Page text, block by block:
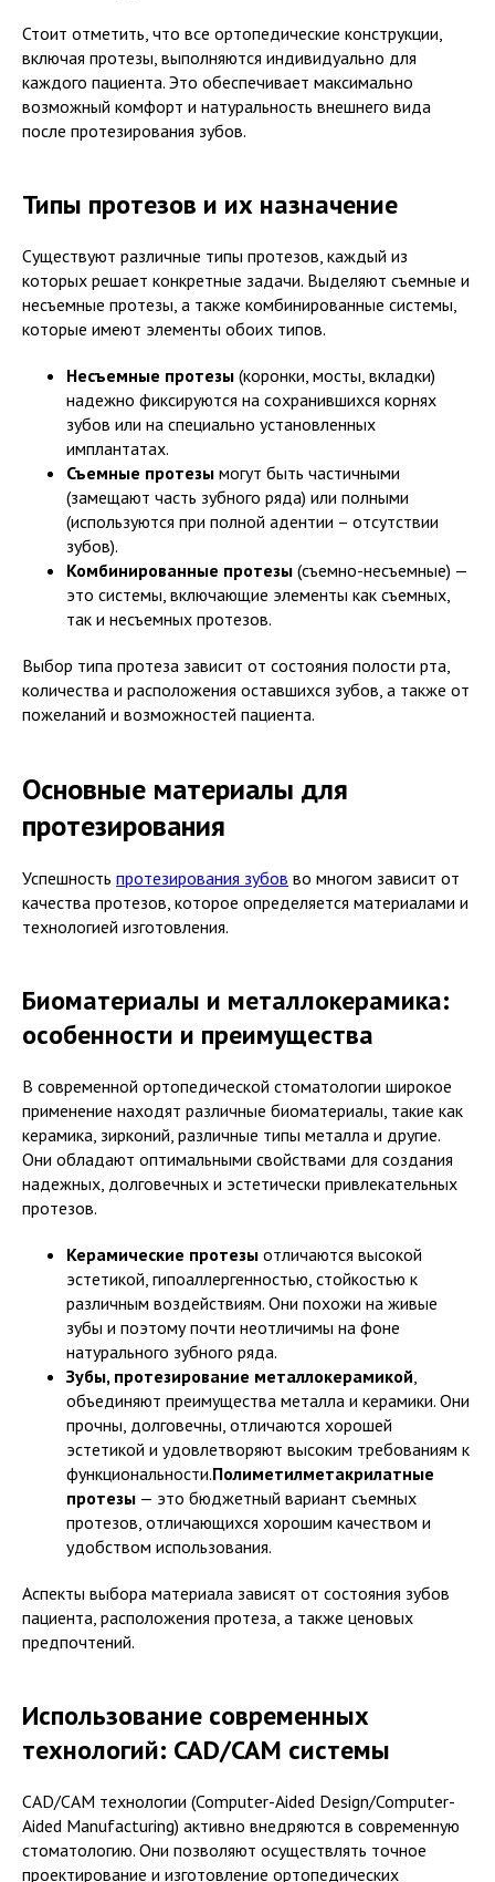
Стоит отметить, что все ортопедические конструкции,
включая протезы, выполняются индивидуально для
каждого пациента. Это обеспечивает максимально
возможный комфорт и натуральность внешнего вида
после протезирования зубов.
Типы протезов и их назначение
Существуют различные типы протезов, каждый из
которых решает конкретные задачи. Выделяют съемные и
несъемные протезы, а также комбинированные системы,
которые имеют элементы обоих типов.
Несъемные протезы (коронки, мосты, вкладки)
надежно фиксируются на сохранившихся корнях
зубов или на специально установленных
имплантатах.
Съемные протезы могут быть частичными
(замещают часть зубного ряда) или полными
(используются при полной адентии – отсутствии
зубов).
Комбинированные протезы (съемно-несъемные) —
это системы, включающие элементы как съемных,
так и несъемных протезов.
Выбор типа протеза зависит от состояния полости рта,
количества и расположения оставшихся зубов, а также от
пожеланий и возможностей пациента.
Основные материалы для
протезирования
Успешность протезирования зубов во многом зависит от
качества протезов, которое определяется материалами и
технологией изготовления.
Биоматериалы и металлокерамика:
особенности и преимущества
В современной ортопедической стоматологии широкое
применение находят различные биоматериалы, такие как
керамика, зирконий, различные типы металла и другие.
Они обладают оптимальными свойствами для создания
надежных, долговечных и эстетически привлекательных
протезов.
Керамические протезы отличаются высокой
эстетикой, гипоаллергенностью, стойкостью к
различным воздействиям. Они похожи на живые
зубы и поэтому почти неотличимы на фоне
натурального зубного ряда.
Зубы, протезирование металлокерамикой,
объединяют преимущества металла и керамики. Они
прочны, долговечны, отличаются хорошей
эстетикой и удовлетворяют высоким требованиям к
функциональности.Полиметилметакрилатные
протезы — это бюджетный вариант съемных
протезов, отличающихся хорошим качеством и
удобством использования.
Аспекты выбора материала зависят от состояния зубов
пациента, расположения протеза, а также ценовых
предпочтений.
Использование современных
технологий: CAD/CAM системы
CAD/CAM технологии (Computer-Aided Design/Computer-
Aided Manufacturing) активно внедряются в современную
стоматологию. Они позволяют осуществлять точное
проектирование и изготовление ортопедических